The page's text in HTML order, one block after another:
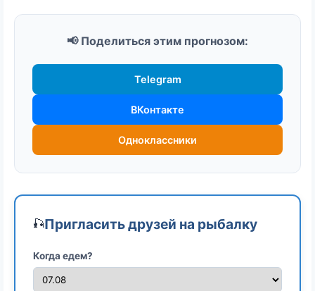
📢 Поделиться этим прогнозом:
Telegram
ВКонтакте
Одноклассники
🎣Пригласить друзей на рыбалку
Когда едем?